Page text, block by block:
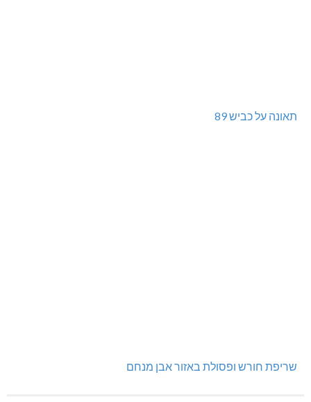
תאונה על כביש 89
שריפת חורש ופסולת באזור אבן מנחם